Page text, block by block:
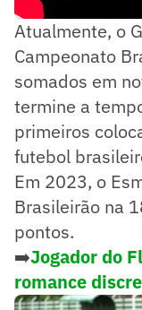
Atualmente, o
Campeonato
somados em
termine a
primeiros
futebol
Em 2023, o
Brasileirão na
pontos.
➡️Jogador do
romance